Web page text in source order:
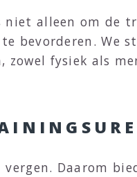
niet alleen om de
bevorderen. We
zowel fysiek als
Daarom